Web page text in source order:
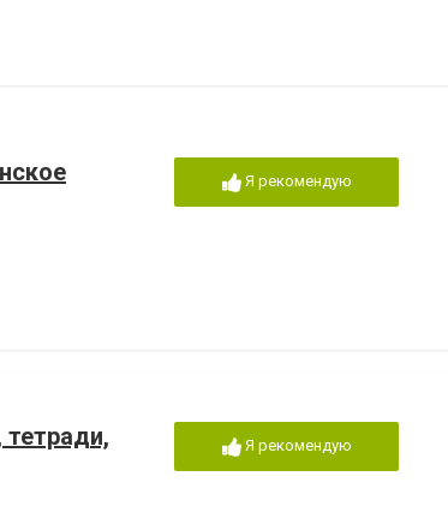
Я рекомендую
тетради,
Я рекомендую